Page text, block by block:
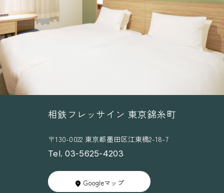
相鉄フレッサイン 東京錦糸町
〒130-0022 東京都墨田区江東橋2-18-7
Tel. 03-5625-4203
Googleマップ